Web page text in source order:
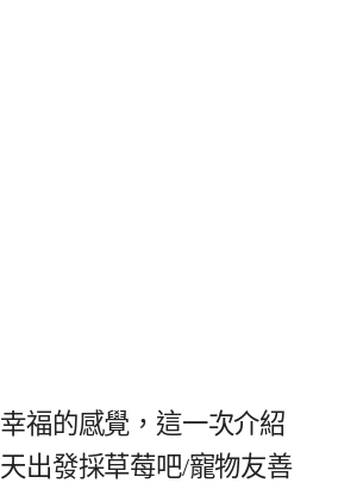
福的感覺，這一次介紹
出發採草莓吧/寵物友善